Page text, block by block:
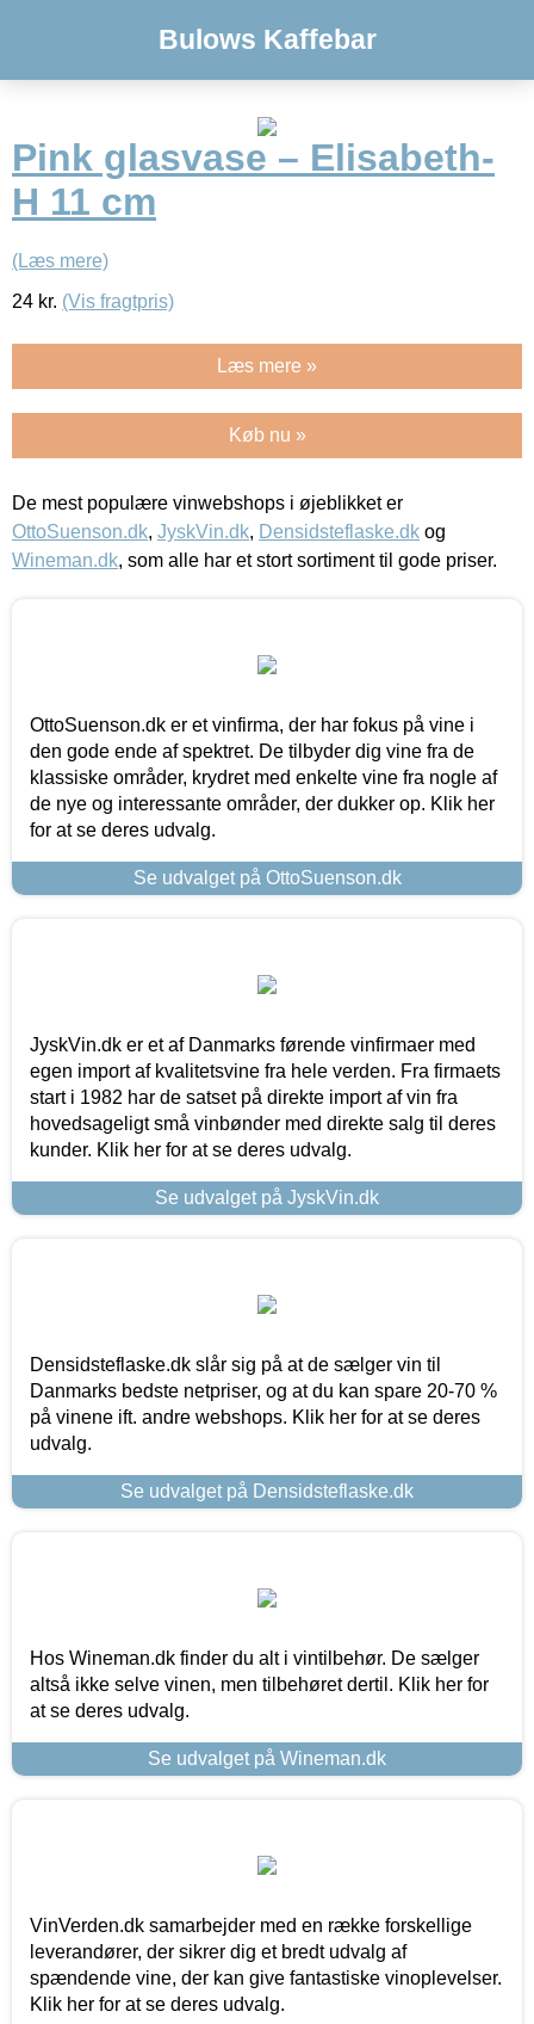
Bulows Kaffebar
Pink glasvase – Elisabeth-
H 11 cm
(Læs mere)
24 kr. (Vis fragtpris)
Læs mere »
Køb nu »
De mest populære vinwebshops i øjeblikket er
OttoSuenson.dk, JyskVin.dk, Densidsteflaske.dk og
Wineman.dk, som alle har et stort sortiment til gode priser.
OttoSuenson.dk er et vinfirma, der har fokus på vine i
den gode ende af spektret. De tilbyder dig vine fra de
klassiske områder, krydret med enkelte vine fra nogle af
de nye og interessante områder, der dukker op. Klik her
for at se deres udvalg.
Se udvalget på OttoSuenson.dk
JyskVin.dk er et af Danmarks førende vinfirmaer med
egen import af kvalitetsvine fra hele verden. Fra firmaets
start i 1982 har de satset på direkte import af vin fra
hovedsageligt små vinbønder med direkte salg til deres
kunder. Klik her for at se deres udvalg.
Se udvalget på JyskVin.dk
Densidsteflaske.dk slår sig på at de sælger vin til
Danmarks bedste netpriser, og at du kan spare 20-70 %
på vinene ift. andre webshops. Klik her for at se deres
udvalg.
Se udvalget på Densidsteflaske.dk
Hos Wineman.dk finder du alt i vintilbehør. De sælger
altså ikke selve vinen, men tilbehøret dertil. Klik her for
at se deres udvalg.
Se udvalget på Wineman.dk
VinVerden.dk samarbejder med en række forskellige
leverandører, der sikrer dig et bredt udvalg af
spændende vine, der kan give fantastiske vinoplevelser.
Klik her for at se deres udvalg.